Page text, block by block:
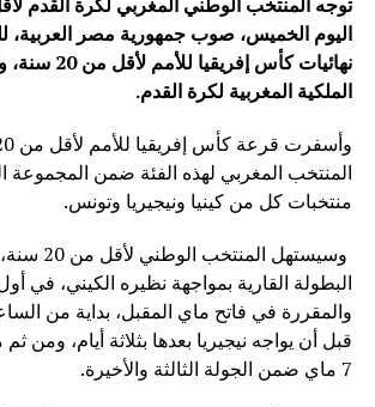
اليوم الخميس، صوب جمهورية مصر العربية،
نهائيات كأس
الملكية المغربية لكرة القدم.
المنتخب المغربي لهذه الفئة ضمن المجموعة
منتخبات كل من كينيا ونيجيريا وتونس.
وسيستهل
البطولة القارية بمواجهة نظيره الكيني، في
والمقررة في فاتح ماي المقبل، بداية من
قبل أن يواجه نيجيريا بعدها بثلاثة أيام، ومن
7 ماي ضمن الجولة الثالثة والأخيرة.